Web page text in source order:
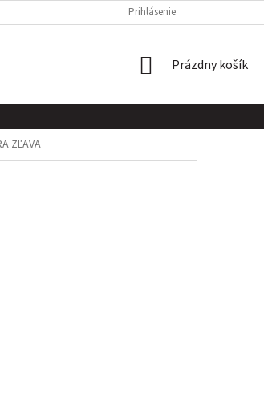
OBCHODNÉ PODMIENKY
Prihlásenie
NÁKUPNÝ
Prázdny košík
ZĽAVA